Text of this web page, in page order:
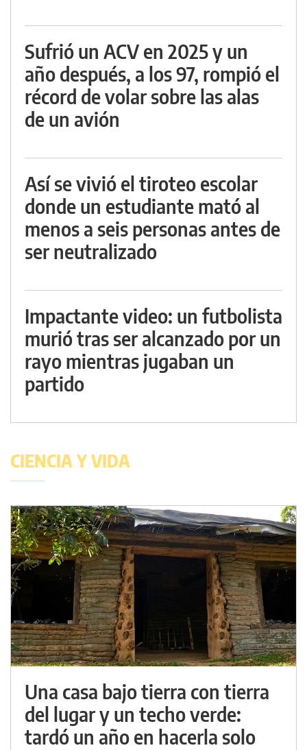
Sufrió un ACV en 2025 y un
año después, a los 97, rompió el
récord de volar sobre las alas
de un avión
Así se vivió el tiroteo escolar
donde un estudiante mató al
menos a seis personas antes de
ser neutralizado
Impactante video: un futbolista
murió tras ser alcanzado por un
rayo mientras jugaban un
partido
CIENCIA Y VIDA
Una casa bajo tierra con tierra
del lugar y un techo verde:
tardó un año en hacerla solo